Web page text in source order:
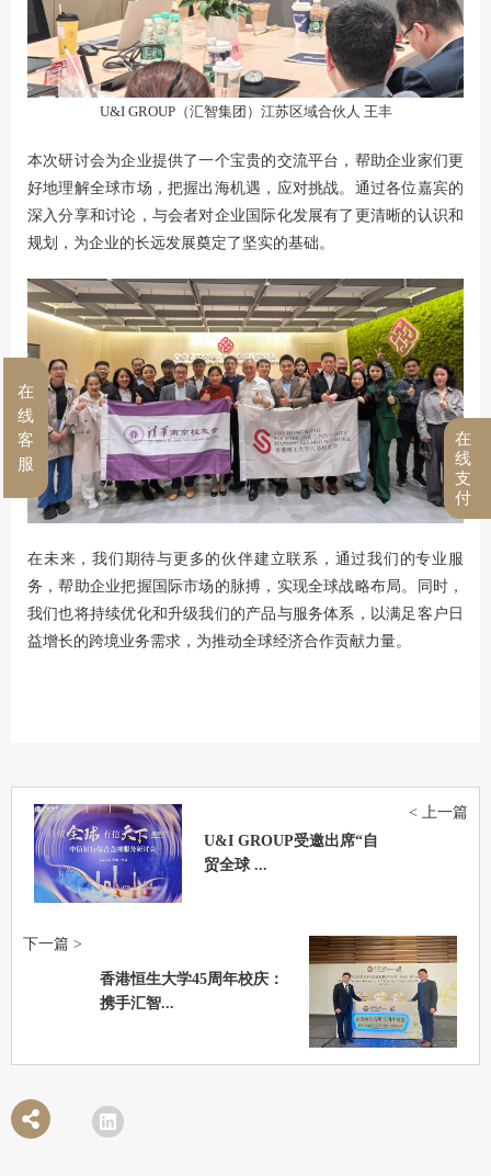
U&I GROUP（汇智集团）江苏区域合伙人 王丰
本次研讨会为企业提供了一个宝贵的交流平台，帮助企业家们更
好地理解全球市场，把握出海机遇，应对挑战。通过各位嘉宾的
深入分享和讨论，与会者对企业国际化发展有了更清晰的认识和
规划，为企业的长远发展奠定了坚实的基础。
在未来，我们期待与更多的伙伴建立联系，通过我们的专业服
务，帮助企业把握国际市场的脉搏，实现全球战略布局。同时，
我们也将持续优化和升级我们的产品与服务体系，以满足客户日
益增长的跨境业务需求，为推动全球经济合作贡献力量。
U&I GROUP受邀出席“自
贸全球 ...
< 上一篇
香港恒生大学45周年校庆：
携手汇智...
下一篇 >
在
线
客
服
在
线
支
付